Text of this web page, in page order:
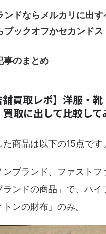
ンドならメルカリに出す
ブックオフかセカンド
事のまとめ
舗買取レポ】洋服・
買取に出して比較して
商品は以下の15点です
ブランド、ファストフ
ランドの商品」で、ハイ
トンの財布」のみ。